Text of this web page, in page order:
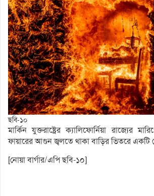
ছবি-১০
মার্কিন যুক্তরাষ্ট্রের ক্যালিফোর্নিয়া রাজ্যের
ফায়ারের আগুন জ্বলতে থাকা বাড়ির ভিতরে একটি
[নোয়া বার্গার/এপি ছবি-১০]